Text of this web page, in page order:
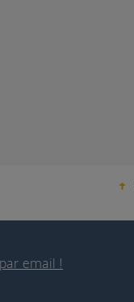
email !